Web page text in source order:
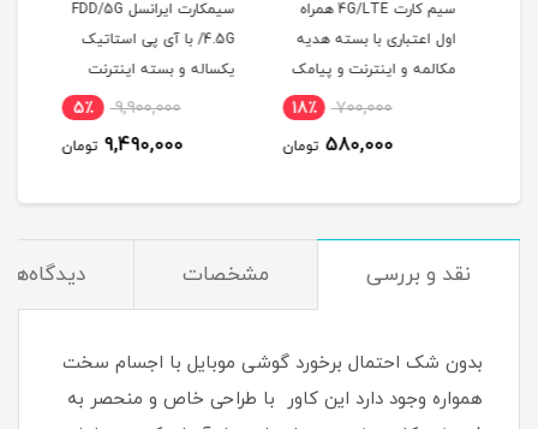
سیم کارت 4G/LTE همراه
اول اعتباری با بسته هدیه
مکالمه و اینترنت و پیامک
700,000 18٪
580,000 تومان
سیمکارت ایرانسل FDD/5G
/4.5G با آی پی استاتیک
یکساله و بسته اینترنت
9,900,000 5٪
9,490,000 تومان
نقد و بررسی مشخصات دیدگاه‌ها
بدون شک احتمال برخورد گوشی موبایل با اجسام سخت
همواره وجود دارد این کاور با طراحی خاص و منحصر به